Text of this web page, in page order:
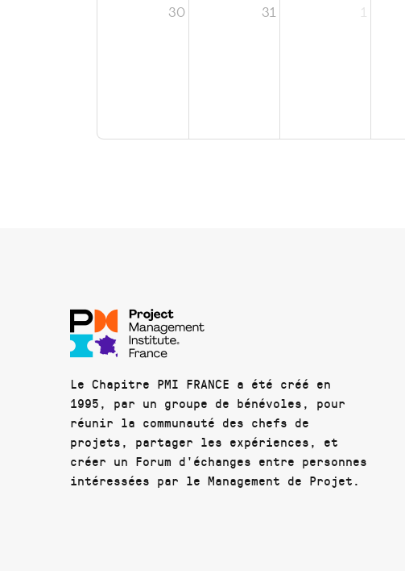
30 31 1
Le Chapitre PMI FRANCE a été créé en
1995, par un groupe de bénévoles, pour
réunir la communauté des chefs de
projets, partager les expériences, et
créer un Forum d'échanges entre personnes
intéressées par le Management de Projet.